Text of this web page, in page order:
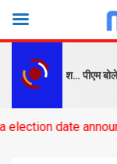
और संदेश… पीएम बोले-
announced.( Click